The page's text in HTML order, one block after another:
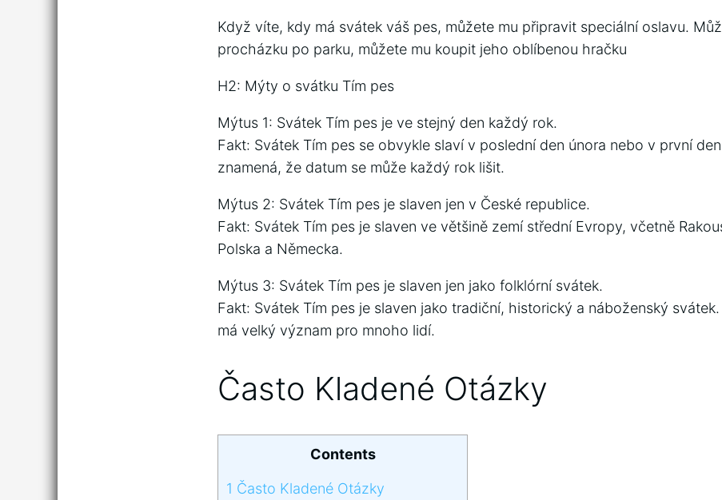
Když víte, kdy má svátek váš pes, můžete mu připravit speciální oslavu.
procházku po parku, můžete mu koupit jeho oblíbenou hračku
H2: Mýty o svátku Tím pes
Mýtus 1: Svátek Tím pes je ve stejný den každý rok.
Fakt: Svátek Tím pes se obvykle slaví v poslední den února nebo v první
znamená, že datum se může každý rok lišit.
Mýtus 2: Svátek Tím pes je slaven jen v České republice.
Fakt: Svátek Tím pes je slaven ve většině zemí střední Evropy, včetně
Polska a Německa.
Mýtus 3: Svátek Tím pes je slaven jen jako folklórní svátek.
Fakt: Svátek Tím pes je slaven jako tradiční, historický a náboženský
má velký význam pro mnoho lidí.
Často Kladené Otázky
Contents
1 Často Kladené Otázky